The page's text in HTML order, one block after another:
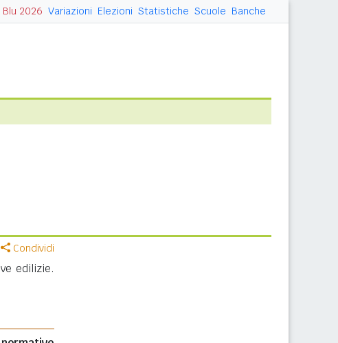
2026 Variazioni Elezioni Statistiche Scuole Banche
Condividi
edilizie.